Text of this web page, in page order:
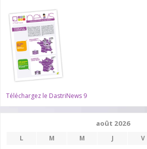
Téléchargez le DastriNews 9
août 2026
L M M J V